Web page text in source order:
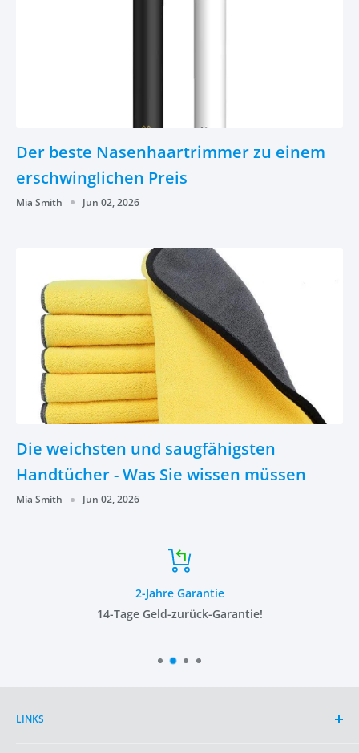
Der beste Nasenhaartrimmer zu einem
erschwinglichen Preis
Mia Smith Jun 02, 2026
Die weichsten und saugfähigsten
Handtücher - Was Sie wissen müssen
Mia Smith Jun 02, 2026
2-Jahre Garantie
14-Tage Geld-zurück-Garantie!
LINKS